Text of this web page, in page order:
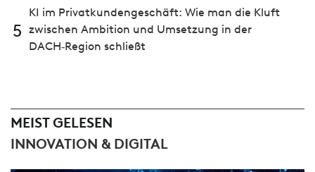
5
KI im Privatkundengeschäft: Wie man die Kluft
zwischen Ambition und Umsetzung in der
DACH‑Region schließt
MEIST GELESEN
INNOVATION & DIGITAL